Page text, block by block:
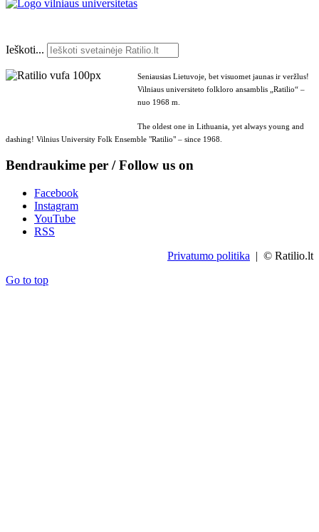
Ieškoti...
Seniausias Lietuvoje, bet visuomet jaunas ir veržlus!
Vilniaus universiteto folkloro ansamblis „Ratilio“ –
nuo 1968 m.
The oldest one in Lithuania, yet always young and
dashing! Vilnius University Folk Ensemble "Ratilio" – since 1968.
Bendraukime per / Follow us on
Facebook
Instagram
YouTube
RSS
Privatumo politika | © Ratilio.lt
Go to top